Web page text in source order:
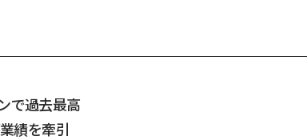
で過去最高
績を牽引